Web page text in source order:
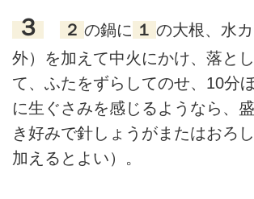
３ ２ の鍋に １ の大根、水
外）を加えて中火にかけ、落と
て、ふたをずらしてのせ、10分
に生ぐさみを感じるようなら、
き好みで針しょうがまたはおろ
加えるとよい）。